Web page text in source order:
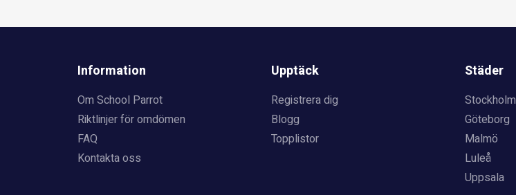
Information
Om School Parrot
Riktlinjer för omdömen
FAQ
Kontakta oss
Upptäck
Registrera dig
Blogg
Topplistor
Städer
Stockholm
Göteborg
Malmö
Luleå
Uppsala